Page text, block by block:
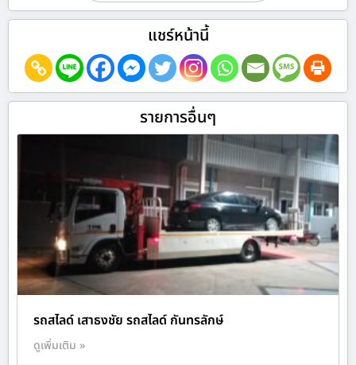
แชร์หน้านี้
รายการอื่นๆ
รถสไลด์ เสาธงชัย รถสไลด์ กันทรลักษ์
ดูเพิ่มเติม »